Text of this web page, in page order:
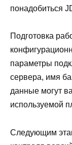
понадобиться
Подготовка
параметры
сервера, имя
данные могут
используемой
Следующим